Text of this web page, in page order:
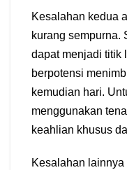
Kesalahan kedua
kurang sempurna.
dapat menjadi titik
berpotensi
kemudian hari.
menggunakan
keahlian khusus
Kesalahan